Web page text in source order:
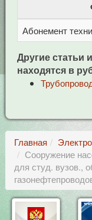
Абонемент
Другие статьи
находятся в
Главная
Сооружение
для студ. вузов.,